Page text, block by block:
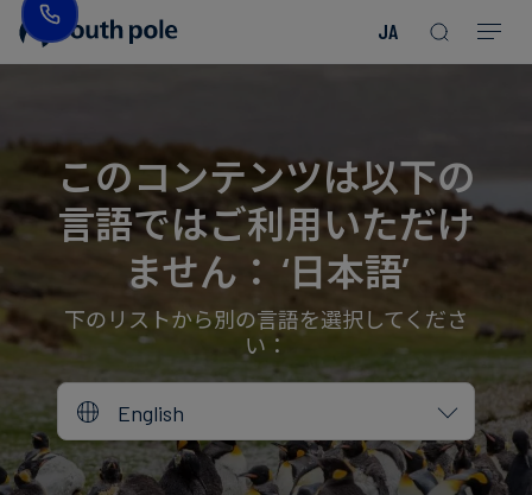
JA
役
員
紹
介
所
地
ァ
ッ
シ
ョ
ン
エ
ル
ギ
ク
ト
を
見
る
レ
ポ
ー
ト
後
イ
ベ
Read more
Read more
Read more
Read more
Read more
Read more
Read more
Read more
Read more Read more
このコンテンツは以下の
言語ではご利用いただけ
ません： ‘日本語’
下のリストから別の言語を選択してくださ
い：
English